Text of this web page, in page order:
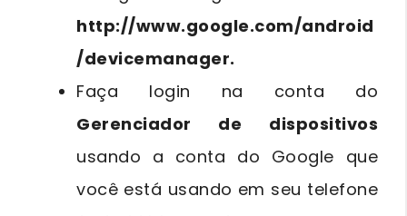
http://www.google.com/android
/devicemanager.
Faça login na conta do
Gerenciador de dispositivos
usando a conta do Google que
você está usando em seu telefone